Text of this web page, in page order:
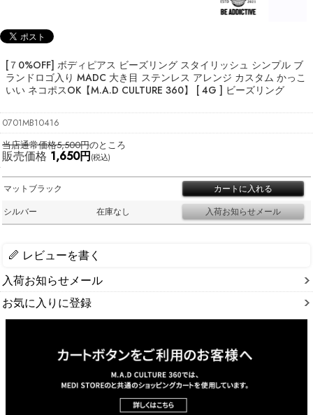
[７0%OFF] ボディピアス ビーズリング スタイリッシュ シンプル ブ
ランドロゴ入り MADC 大き目 ステンレス アレンジ カスタム かっこ
いい ネコポスOK 【M.A.D CULTURE 360】 [ 4G ] ビーズリング
0701MB10416
当店通常価格5,500円のところ
販売価格 1,650円(税込)
マットブラック
シルバー
在庫なし
レビューを書く
入荷お知らせメール
お気に入りに登録